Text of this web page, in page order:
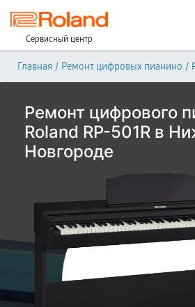
Сервисный центр
Главная / Ремонт цифровых пианино /
Ремонт цифрового
Roland RP-501R в
Новгороде